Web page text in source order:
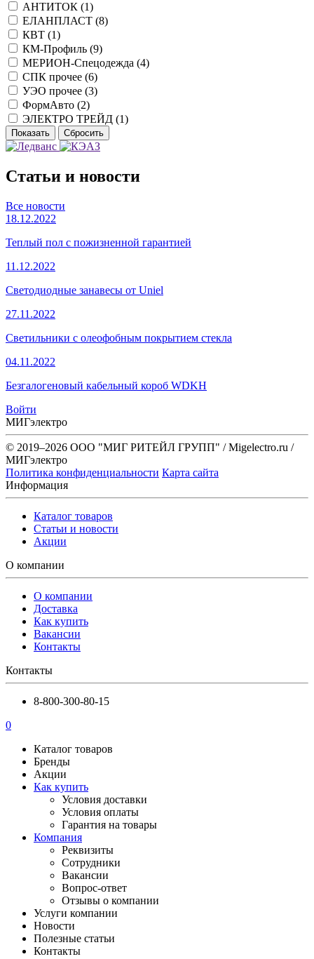
АНТИТОК (1)
ЕЛАНПЛАСТ (8)
КВТ (1)
КМ-Профиль (9)
МЕРИОН-Спецодежда (4)
СПК прочее (6)
УЭО прочее (3)
ФормАвто (2)
ЭЛЕКТРО ТРЕЙД (1)
Статьи и новости
Все новости
18.12.2022
Теплый пол с пожизненной гарантией
11.12.2022
Светодиодные занавесы от Uniel
27.11.2022
Светильники с олеофобным покрытием стекла
04.11.2022
Безгалогеновый кабельный короб WDKH
Войти
МИГэлектро
© 2019–2026 ООО "МИГ РИТЕЙЛ ГРУПП" / Migelectro.ru /
МИГэлектро
Политика конфиденциальности Карта сайта
Информация
Каталог товаров
Статьи и новости
Акции
О компании
О компании
Доставка
Как купить
Вакансии
Контакты
Контакты
8-800-300-80-15
0
Каталог товаров
Бренды
Акции
Как купить
Условия доставки
Условия оплаты
Гарантия на товары
Компания
Реквизиты
Сотрудники
Вакансии
Вопрос-ответ
Отзывы о компании
Услуги компании
Новости
Полезные статьи
Контакты